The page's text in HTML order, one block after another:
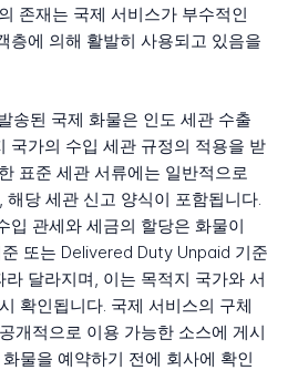
존재는 국제 서비스가 부수적인
층에 의해 활발히 사용되고 있음을
송된 국제 화물은 인도 세관 수출
국가의 수입 세관 규정의 적용을 받
표준 세관 서류에는 일반적으로
당 세관 신고 양식이 포함됩니다.
입 관세와 세금의 할당은 화물이
또는 Delivered Duty Unpaid 기준
달라지며, 이는 목적지 국가와 서
확인됩니다. 국제 서비스의 구체
개적으로 이용 가능한 소스에 게시
물을 예약하기 전에 회사에 확인